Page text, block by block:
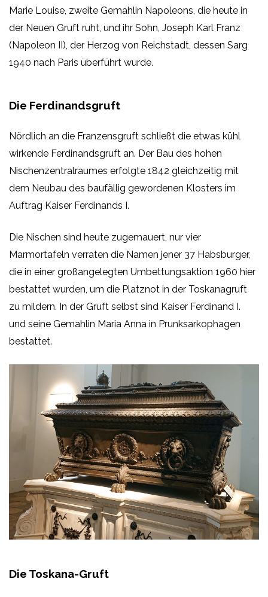
Marie Louise, zweite Gemahlin Napoleons, die heute in
der Neuen Gruft ruht, und ihr Sohn, Joseph Karl Franz
(Napoleon II), der Herzog von Reichstadt, dessen Sarg
1940 nach Paris überführt wurde.
Die Ferdinandsgruft
Nördlich an die Franzensgruft schließt die etwas kühl
wirkende Ferdinandsgruft an. Der Bau des hohen
Nischenzentralraumes erfolgte 1842 gleichzeitig mit
dem Neubau des baufällig gewordenen Klosters im
Auftrag Kaiser Ferdinands I.
Die Nischen sind heute zugemauert, nur vier
Marmortafeln verraten die Namen jener 37 Habsburger,
die in einer großangelegten Umbettungsaktion 1960 hier
bestattet wurden, um die Platznot in der Toskanagruft
zu mildern. In der Gruft selbst sind Kaiser Ferdinand I.
und seine Gemahlin Maria Anna in Prunksarkophagen
bestattet.
Die Toskana-Gruft